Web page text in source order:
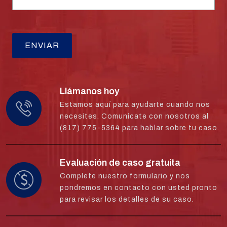
Llámanos hoy
Estamos aquí para ayudarte cuando nos
necesites. Comunícate con nosotros al
(817) 775-5364 para hablar sobre tu caso.
Evaluación de caso gratuita
Complete nuestro formulario y nos
pondremos en contacto con usted pronto
para revisar los detalles de su caso.